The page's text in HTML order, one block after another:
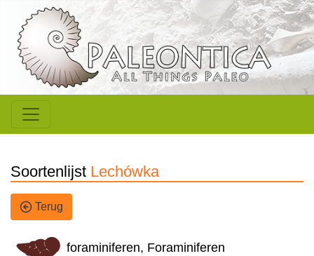
Soortenlijst Lechówka
Terug
foraminiferen, Foraminiferen